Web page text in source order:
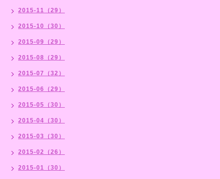
2015-11（29）
2015-10（30）
2015-09（29）
2015-08（29）
2015-07（32）
2015-06（29）
2015-05（30）
2015-04（30）
2015-03（30）
2015-02（26）
2015-01（30）